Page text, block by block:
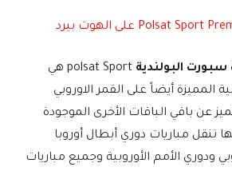
البولندية
polsat Sport هي
المميزة أيضاً على القمر الاوروبي
عن باقي الباقات الأخرى الموجودة
تنقل مباريات دوري أبطال أوروبا
ودوري الأمم الأوروبية وجميع مباريات